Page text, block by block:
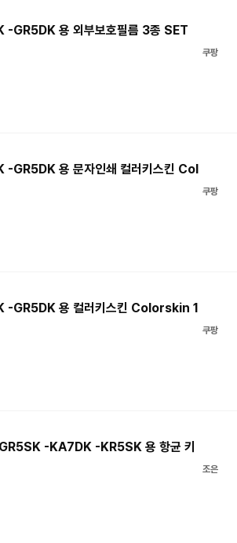
용 외부보호필름 3종 SET
쿠팡
용 문자인쇄 컬러키스킨 Col
쿠팡
GR5DK 용 컬러키스킨 Colorskin 1
쿠팡
-KA7DK -KR5SK 용 항균 키
조은